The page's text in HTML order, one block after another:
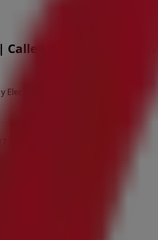
Lisa, 17 Bajo,
Electrónica en Verín
Bajo